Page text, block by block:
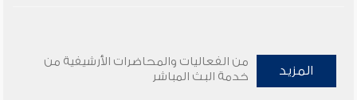
المزيد
من الفعاليات والمحاضرات الأرشيفية من
خدمة البث المباشر